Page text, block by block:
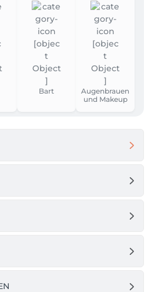
Bart
Augenbrauen
und Makeup